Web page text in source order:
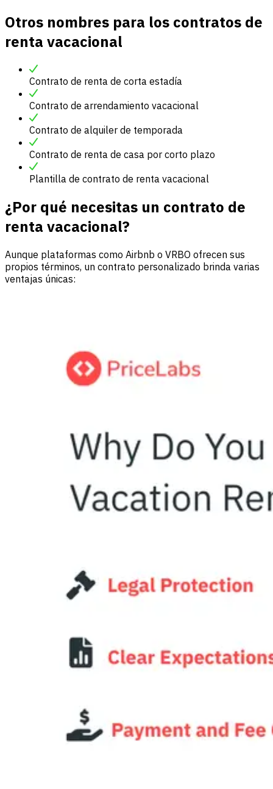
Otros nombres para los contratos de
renta vacacional
Contrato de renta de corta estadía
Contrato de arrendamiento vacacional
Contrato de alquiler de temporada
Contrato de renta de casa por corto plazo
Plantilla de contrato de renta vacacional
¿Por qué necesitas un contrato de
renta vacacional?
Aunque plataformas como Airbnb o VRBO ofrecen sus
propios términos, un contrato personalizado brinda varias
ventajas únicas: